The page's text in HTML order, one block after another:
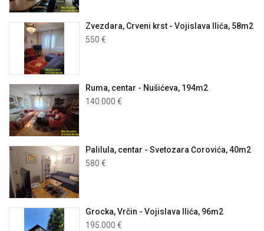
Zvezdara, Crveni krst - Vojislava Ilića, 58m2
550 €
Ruma, centar - Nušićeva, 194m2
140.000 €
Palilula, centar - Svetozara Ćorovića, 40m2
580 €
Grocka, Vrčin - Vojislava Ilića, 96m2
195.000 €